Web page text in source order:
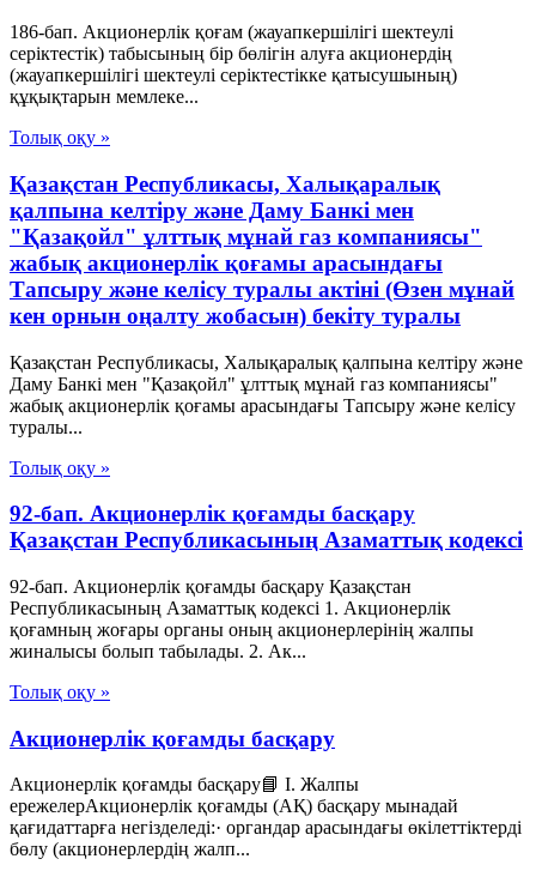
186-бап. Акционерлік қоғам (жауапкершілігі шектеулі
серіктестік) табысының бір бөлігін алуға акционердің
(жауапкершілігі шектеулі серіктестікке қатысушының)
құқықтарын мемлеке...
Толық оқу »
Қазақстан Республикасы, Халықаралық
қалпына келтіру және Даму Банкі мен
"Қазақойл" ұлттық мұнай газ компаниясы"
жабық акционерлік қоғамы арасындағы
Тапсыру және келісу туралы актіні (Өзен мұнай
кен орнын оңалту жобасын) бекіту туралы
Қазақстан Республикасы, Халықаралық қалпына келтіру және
Даму Банкі мен "Қазақойл" ұлттық мұнай газ компаниясы"
жабық акционерлік қоғамы арасындағы Тапсыру және келісу
туралы...
Толық оқу »
92-бап. Акционерлiк қоғамды басқару
Қазақстан Республикасының Азаматтық кодексi
92-бап. Акционерлiк қоғамды басқару Қазақстан
Республикасының Азаматтық кодексi 1. Акционерлiк
қоғамның жоғары органы оның акционерлерiнiң жалпы
жиналысы болып табылады. 2. Ак...
Толық оқу »
Акционерлік қоғамды басқару
Акционерлік қоғамды басқару📘 I. Жалпы
ережелерАкционерлік қоғамды (АҚ) басқару мынадай
қағидаттарға негізделеді:· органдар арасындағы өкілеттіктерді
бөлу (акционерлердің жалп...